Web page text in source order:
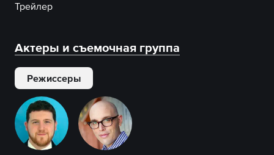
Трейлер
Актеры и съемочная группа
Режиссеры